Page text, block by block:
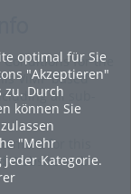
optimal für Sie
"Akzeptieren"
zu. Durch
können Sie
"Mehr
Kategorie.
for the
ViMP based
all sub-
for this
Website incl.